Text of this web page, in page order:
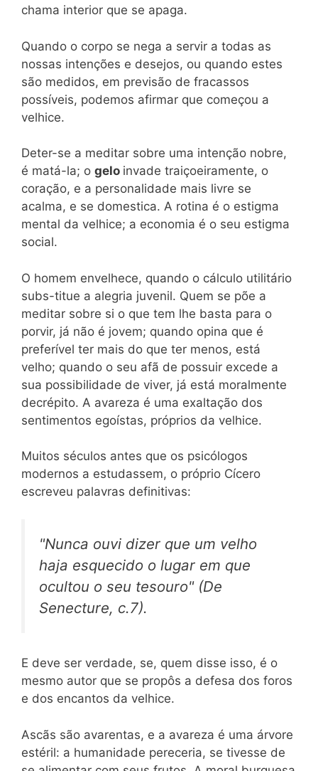
chama interior que se apaga.
Quando o corpo se nega a servir a todas as
nossas intenções e desejos, ou quando estes
são medidos, em previsão de fracassos
possíveis, podemos afirmar que começou a
velhice.
Deter-se a meditar sobre uma intenção nobre,
é matá-la; o gelo invade traiçoeiramente, o
coração, e a personalidade mais livre se
acalma, e se domestica. A rotina é o estigma
mental da velhice; a economia é o seu estigma
social.
O homem envelhece, quando o cálculo utilitário
subs-titue a alegria juvenil. Quem se põe a
meditar sobre si o que tem lhe basta para o
porvir, já não é jovem; quando opina que é
preferível ter mais do que ter menos, está
velho; quando o seu afã de possuir excede a
sua possibilidade de viver, já está moralmente
decrépito. A avareza é uma exaltação dos
sentimentos egoístas, próprios da velhice.
Muitos séculos antes que os psicólogos
modernos a estudassem, o próprio Cícero
escreveu palavras definitivas:
"Nunca ouvi dizer que um velho
haja esquecido o lugar em que
ocultou o seu tesouro" (De
Senecture, c.7).
E deve ser verdade, se, quem disse isso, é o
mesmo autor que se propôs a defesa dos foros
e dos encantos da velhice.
Ascãs são avarentas, e a avareza é uma árvore
estéril: a humanidade pereceria, se tivesse de